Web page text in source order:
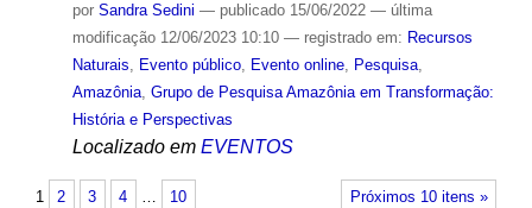
por Sandra Sedini — publicado15/06/2022 — última
modificação12/06/2023 10:10 — registrado em: Recursos
Naturais, Evento público, Evento online, Pesquisa,
Amazônia, Grupo de Pesquisa Amazônia em Transformação:
História e Perspectivas
Localizado em EVENTOS
Próximos 10 itens »
1 2 3 4 … 10